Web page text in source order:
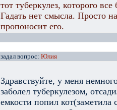
тот туберкулез, которого
Гадать нет смысла. Просто
пропоносит его.
задал вопрос: Юлия
Здравствуйте, у меня
заболел туберкулезом,
емкости попил